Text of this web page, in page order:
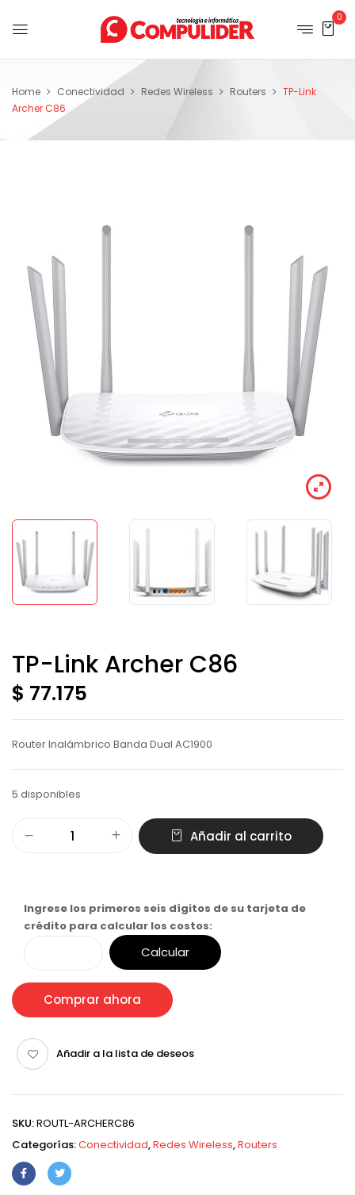
0
Home Conectividad Redes Wireless Routers
TP-Link
Archer C86
TP-Link Archer C86
$ 77.175
Router Inalámbrico Banda Dual AC1900
5 disponibles
Añadir al carrito
Ingrese los primeros seis dígitos de su tarjeta de
crédito para calcular los costos:
Calcular
Comprar ahora
Añadir a la lista de deseos
SKU:ROUTL-ARCHERC86
Categorías:Conectividad,Redes Wireless,Routers